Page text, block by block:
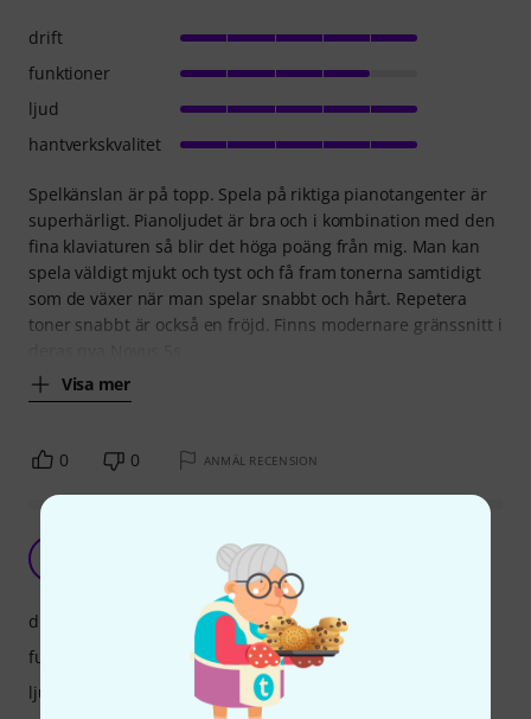
Spelkänslan är på topp. Spela på riktiga pianotangenter är
superhärligt. Pianoljudet är bra och i kombination med den
fina klaviaturen så blir det höga poäng från mig. Man kan
spela väldigt mjukt och tyst och få fram tonerna samtidigt
som de växer när man spelar snabbt och hårt. Repetera
toner snabbt är också en fröjd. Finns modernare gränssnitt i
Visa mer
drift
funktioner
ljud
hantverkskvalitet
0 0 ANMÄL RECENSION
One of the best on the market
Marcey 14.12.2018
drift
funktioner
ljud